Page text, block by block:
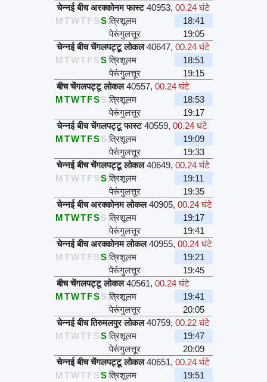
चेन्नई बीच अरक्कोनम फास्ट 40953, 00.24 घंटे
M TWTFSS त्रिशूलम
18:41
पेरूंगुलत्तूर
19:05
चेन्नई बीच चेंगलपट्टू लोकल 40647, 00.24 घंटे
M TWTFSS त्रिशूलम
18:51
पेरूंगुलत्तूर
19:15
बीच चेंगलपट्टू लोकल 40557, 00.24 घंटे
MTWTFSS त्रिशूलम
18:53
पेरूंगुलत्तूर
19:17
चेन्नई बीच चेंगलपट्टू फास्ट 40559, 00.24 घंटे
MTWTFSS त्रिशूलम
19:09
पेरूंगुलत्तूर
19:33
चेन्नई बीच चेंगलपट्टू लोकल 40649, 00.24 घंटे
M TWTFSS त्रिशूलम
19:11
पेरूंगुलत्तूर
19:35
चेन्नई बीच अरक्कोनम लोकल 40905, 00.24 घंटे
MTWTFSS त्रिशूलम
19:17
पेरूंगुलत्तूर
19:41
चेन्नई बीच अरक्कोनम लोकल 40955, 00.24 घंटे
M TWTFSS त्रिशूलम
19:21
पेरूंगुलत्तूर
19:45
बीच चेंगलपट्टू लोकल 40561, 00.24 घंटे
MTWTFSS त्रिशूलम
19:41
पेरूंगुलत्तूर
20:05
चेन्नई बीच तिरुमलपुर लोकल 40759, 00.22 घंटे
M TWTFSS त्रिशूलम
19:47
पेरूंगुलत्तूर
20:09
चेन्नई बीच चेंगलपट्टू लोकल 40651, 00.24 घंटे
M TWTFSS त्रिशूलम
19:51